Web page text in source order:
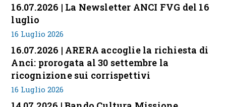
16.07.2026 | La Newsletter ANCI FVG del 16
luglio
16 Luglio 2026
16.07.2026 | ARERA accoglie la richiesta di
Anci: prorogata al 30 settembre la
ricognizione sui corrispettivi
16 Luglio 2026